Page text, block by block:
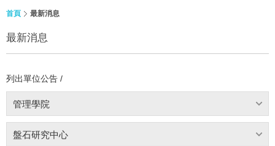
首頁 最新消息
最新消息
列出單位公告 /
管理學院
盤石研究中心